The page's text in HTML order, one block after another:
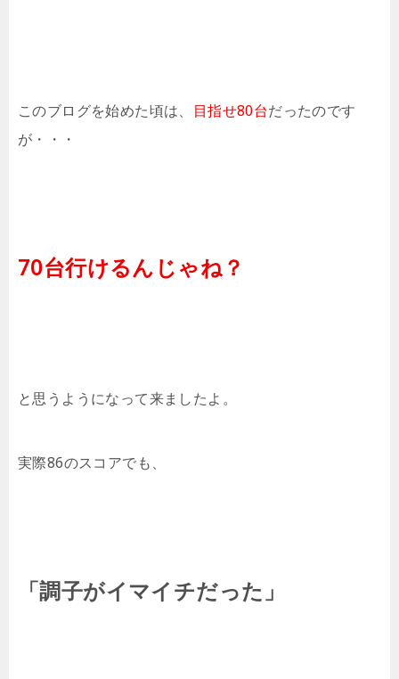
このブログを始めた頃は、 目指せ80台だったのです
が・・・
70台行けるんじゃね？
と思うようになって来ましたよ。
実際86のスコアでも、
「調子がイマイチだった」